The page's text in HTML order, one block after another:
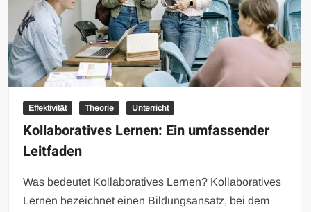
Effektivität Theorie Unterricht
Kollaboratives Lernen: Ein umfassender
Leitfaden
Was bedeutet Kollaboratives Lernen? Kollaboratives
Lernen bezeichnet einen Bildungsansatz, bei dem